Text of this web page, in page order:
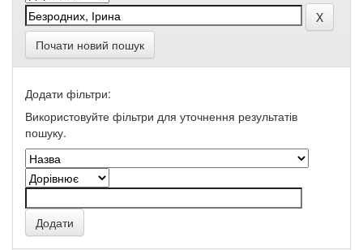
Почати новий пошук
Додати фільтри:
Використовуйте фільтри для уточнення результатів
пошуку.